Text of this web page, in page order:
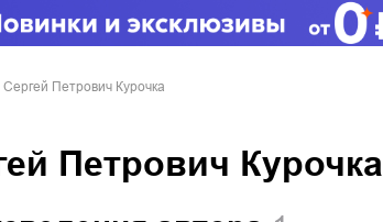
Сергей Петрович Курочка
Петрович Курочка